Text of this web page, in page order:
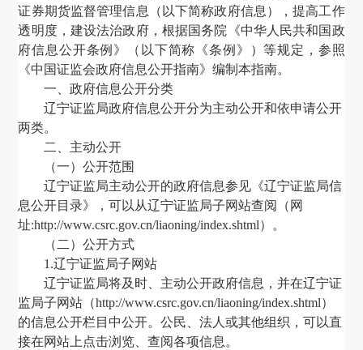
证券期货监督管理信息
（ 以下简称政府信息 ）
，提高工作
透明度，建设法治政府，根据国务院《中华人民共和国政
府信息公开条例》
（ 以下简称《条例》 ）等规定，参照
《中国证监会政府信息公开指南》编制本指南。
一、政府信息公开分类
辽宁证监局政府信息公开分为主动公开和依申请公开
两类。
二、主动公开
（一）公开范围
辽宁证监局主动公开的政府信息参见《辽宁证监局信
息公开目录》
，可以从辽宁证监局子网站查阅 （ 网
址:http://www.csrc.gov.cn/liaoning/index.shtml） 。
（二）公开方式
1.辽宁证监局子网站
辽宁证监局将及时、主动公开政府信息 ，并在辽宁证
监局子网站 （http://www.csrc.gov.cn/liaoning/index.shtml）
的信息公开栏目中公开。公民、法人或其他组织 ，可以直
接在网站上点击浏览、查阅各项信息。